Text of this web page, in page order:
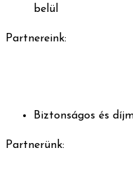
belül
Partnereink:
Biztonságos és
Partnerünk: